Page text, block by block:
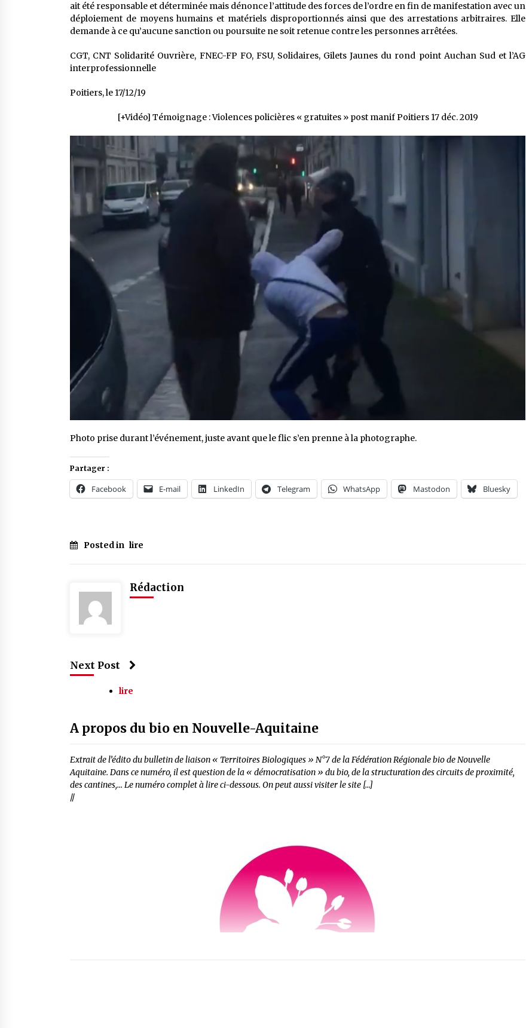
ait été responsable et déterminée mais dénonce l’attitude des forces de l’ordre en fin de manifestation avec un
déploiement de moyens humains et matériels disproportionnés ainsi que des arrestations arbitraires. Elle
demande à ce qu’aucune sanction ou poursuite ne soit retenue contre les personnes arrêtées.
CGT, CNT Solidarité Ouvrière, FNEC-FP FO, FSU, Solidaires, Gilets Jaunes du rond point Auchan Sud et l’AG
interprofessionnelle
Poitiers, le 17/12/19
[+Vidéo] Témoignage : Violences policières « gratuites » post manif Poitiers 17 déc. 2019
Photo prise durant l’événement, juste avant que le flic s’en prenne à la photographe.
Partager :
Facebook E-mail LinkedIn Telegram WhatsApp Mastodon Bluesky
Posted in lire
Rédaction
Next Post
lire
A propos du bio en Nouvelle-Aquitaine
Extrait de l’édito du bulletin de liaison « Territoires Biologiques » N°7 de la Fédération Régionale bio de Nouvelle
Aquitaine. Dans ce numéro, il est question de la « démocratisation » du bio, de la structuration des circuits de proximité,
des cantines,… Le numéro complet à lire ci-dessous. On peut aussi visiter le site […]
//